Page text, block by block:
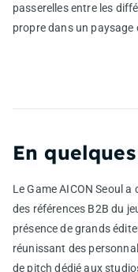
passerelles entre les
propre dans un
En
Le Game AICON Seoul
des références B2B du
présence de grands
réunissant des
de pitch dédié aux